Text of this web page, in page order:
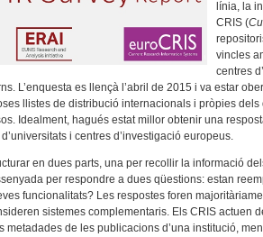
línia, la
CRIS (
vincles
centres
L’enquesta es llençà l’abril de 2015 i va estar
llistes de distribució internacionals i pròpies
Idealment, hagués estat millor obtenir una
i centres d’investigació europeus.
en dues parts, una per recollir la informació
per respondre a dues qüestions: estan
funcionalitats? Les respostes foren
sistemes complementaris. Els CRIS actuen
metadades de les publicacions d’una institució,